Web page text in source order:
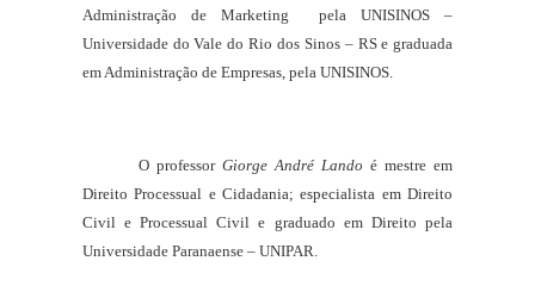
Administração de Marketing pela UNISINOS –
Universidade do Vale do Rio dos Sinos – RS e graduada
em Administração de Empresas, pela UNISINOS.
O professorGiorge André Lando é mestre em
Direito Processual e Cidadania; especialista em Direito
Civil e Processual Civil e graduado em Direito pela
Universidade Paranaense – UNIPAR.